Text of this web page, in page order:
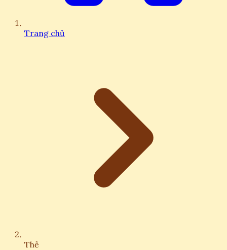
Trang chủ
Thẻ